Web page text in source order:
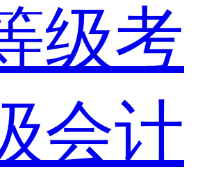
级考
会计